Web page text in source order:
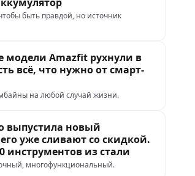
быть правдой, но источник
модели Amazfit рухнули в
всё, что нужно от смарт-
на любой случай жизни.
выпустила новый
уже сливают со скидкой.
инструментов из стали
многофункциональный.